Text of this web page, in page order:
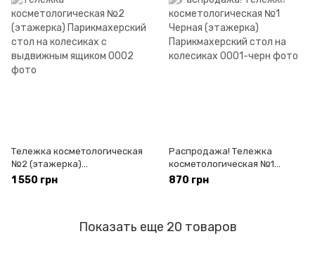
Тележка косметологическая
№2 (этажерка)
Парикмахерский стол на
1 550 грн
Распродажа! Тележка
косметологическая №1
Черная (этажерка)
870 грн
Показать еще 20 товаров